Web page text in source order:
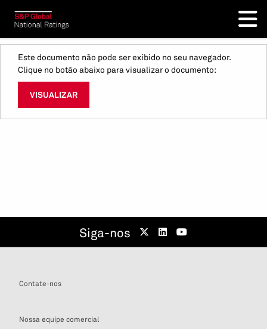
Este documento não pode ser exibido no seu navegador.
Clique no botão abaixo para visualizar o documento:
VISUALIZAR
Siga-nos
Contate-nos
Nossa equipe comercial